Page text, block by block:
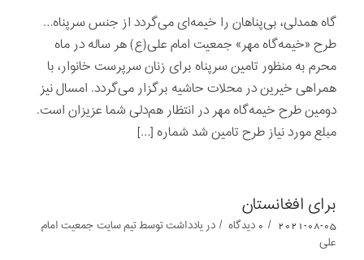
گاه همدلی، بی‌پناهان را خیمه‌ای می‌گردد از جنس سرپناه…
طرح «خیمه‌گاه مهر» جمعیت امام علی(ع) هر ساله در ماه
محرم به منظور تامین سرپناه برای زنان سرپرست خانوار، با
همراهی خیرین در محلات حاشیه برگزار می‌گردد. امسال نیز
دومین طرح خیمه‌گاه مهر در انتظار هم‌دلی شما عزیزان است.
مبلع مورد نیاز طرح تامین شد شماره […]
برای افغانستان
2021-08-05
/ 0 دیدگاه / دریادداشت‌‌‌‌‌‌‌توسطتیم سایت جمعیت امام
علی